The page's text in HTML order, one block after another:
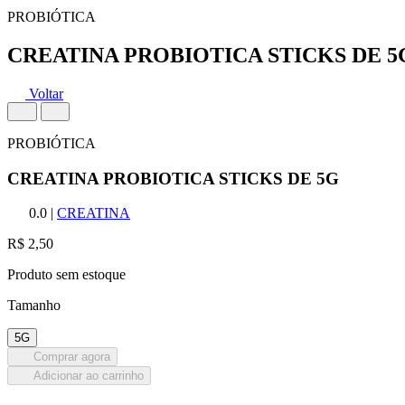
PROBIÓTICA
CREATINA PROBIOTICA STICKS DE
Voltar
PROBIÓTICA
CREATINA PROBIOTICA STICKS DE 5G
0.0 | CREATINA
R$ 2,50
Produto sem estoque
Tamanho
5G
Comprar agora
Adicionar ao carrinho